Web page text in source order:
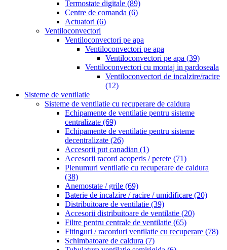
Termostate digitale (89)
Centre de comanda (6)
Actuatori (6)
Ventiloconvectori
Ventiloconvectori pe apa
Ventiloconvectori pe apa
Ventiloconvectori pe apa (39)
Ventiloconvectori cu montaj in pardoseala
Ventiloconvectori de incalzire/racire
(12)
Sisteme de ventilatie
Sisteme de ventilatie cu recuperare de caldura
Echipamente de ventilatie pentru sisteme
centralizate (69)
Echipamente de ventilatie pentru sisteme
decentralizate (26)
Accesorii put canadian (1)
Accesorii racord acoperis / perete (71)
Plenumuri ventilatie cu recuperare de caldura
(38)
Anemostate / grile (69)
Baterie de incalzire / racire / umidificare (20)
Distribuitoare de ventilatie (39)
Accesorii distribuitoare de ventilatie (20)
Filtre pentru centrale de ventilatie (65)
Fitinguri / racorduri ventilatie cu recuperare (78)
Schimbatoare de caldura (7)